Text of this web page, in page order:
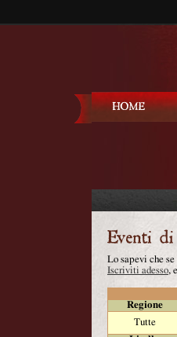
Lo sapevi che
Iscriviti adesso,
Regione
Tutte